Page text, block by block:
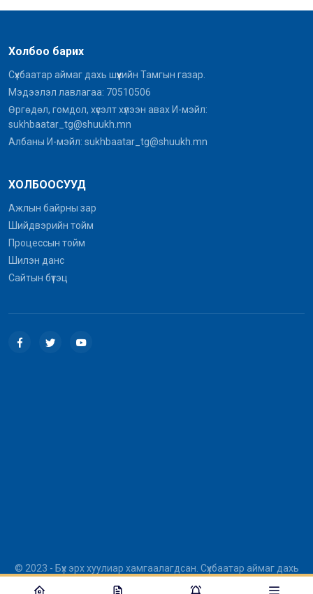
Холбоо барих
Сүхбаатар аймаг дахь шүүхийн Тамгын газар.
Мэдээлэл лавлагаа: 70510506
Өргөдөл, гомдол, хүсэлт хүлээн авах И-мэйл:
sukhbaatar_tg@shuukh.mn
Албаны И-мэйл: sukhbaatar_tg@shuukh.mn
ХОЛБООСУУД
Ажлын байрны зар
Шийдвэрийн тойм
Процессын тойм
Шилэн данс
Сайтын бүтэц
© 2023 - Бүх эрх хуулиар хамгаалагдсан. Сүхбаатар аймаг дахь